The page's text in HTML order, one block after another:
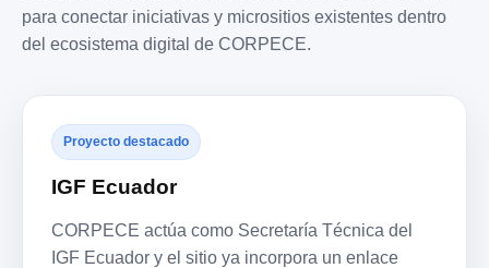
para conectar iniciativas y micrositios existentes dentro
del ecosistema digital de CORPECE.
Proyecto destacado
IGF Ecuador
CORPECE actúa como Secretaría Técnica del
IGF Ecuador y el sitio ya incorpora un enlace